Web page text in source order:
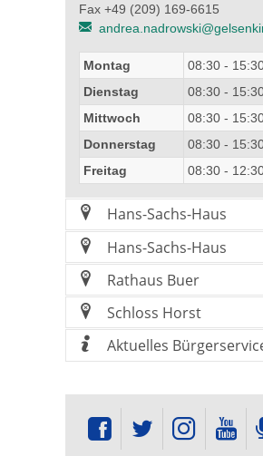
Fax +49 (209) 169-6615
Montag
08:30 -
Dienstag
08:30 -
Mittwoch
08:30 -
Donnerstag
08:30 -
Freitag
08:30 -
Hans-Sachs-Haus
Hans-Sachs-Haus
Rathaus Buer
Schloss Horst
Aktuelles